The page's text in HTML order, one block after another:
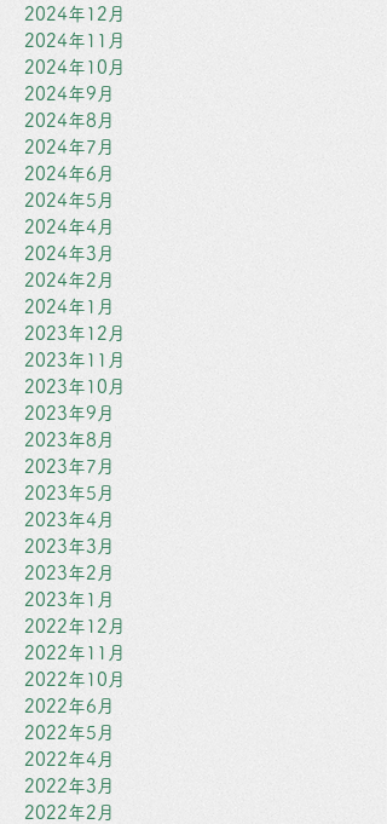
2024年12月
2024年11月
2024年10月
2024年9月
2024年8月
2024年7月
2024年6月
2024年5月
2024年4月
2024年3月
2024年2月
2024年1月
2023年12月
2023年11月
2023年10月
2023年9月
2023年8月
2023年7月
2023年5月
2023年4月
2023年3月
2023年2月
2023年1月
2022年12月
2022年11月
2022年10月
2022年6月
2022年5月
2022年4月
2022年3月
2022年2月